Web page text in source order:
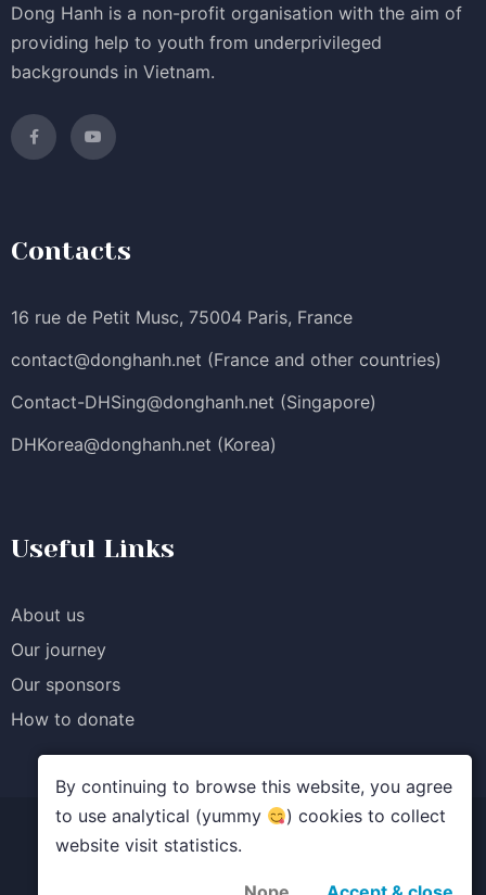
Dong Hanh is a non-profit organisation with the aim of
providing help to youth from underprivileged
backgrounds in Vietnam.
Contacts
16 rue de Petit Musc, 75004 Paris, France
contact@donghanh.net (France and other countries)
Contact-DHSing@donghanh.net (Singapore)
DHKorea@donghanh.net (Korea)
Useful Links
About us
Our journey
Our sponsors
How to donate
© Quỹ học bổng Đồng Hành. All rights reserved.
By continuing to browse this website, you agree
to use analytical (yummy
) cookies to collect
website visit statistics.